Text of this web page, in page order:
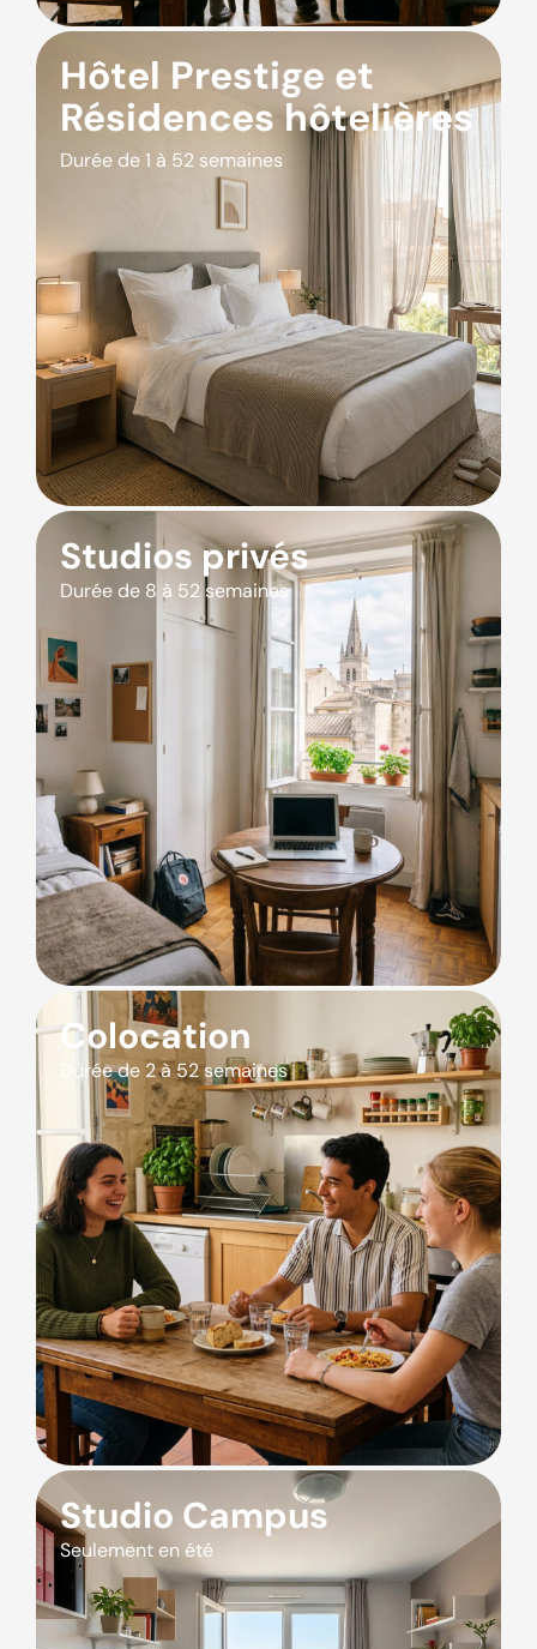
Hôtel Prestige et
Résidences hôtelières
Durée de 1 à 52 semaines
Studios privés
Durée de 8 à 52 semaines
Colocation
Durée de 2 à 52 semaines
Studio Campus
Seulement en été